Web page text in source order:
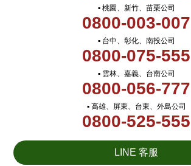
▪ 桃園、新竹、苗栗公司
0800-003-007
▪ 台中、彰化、南投公司
0800-075-555
▪ 雲林、嘉義、台南公司
0800-056-777
▪ 高雄、屏東、台東、外島公司
0800-525-555
LINE 客服